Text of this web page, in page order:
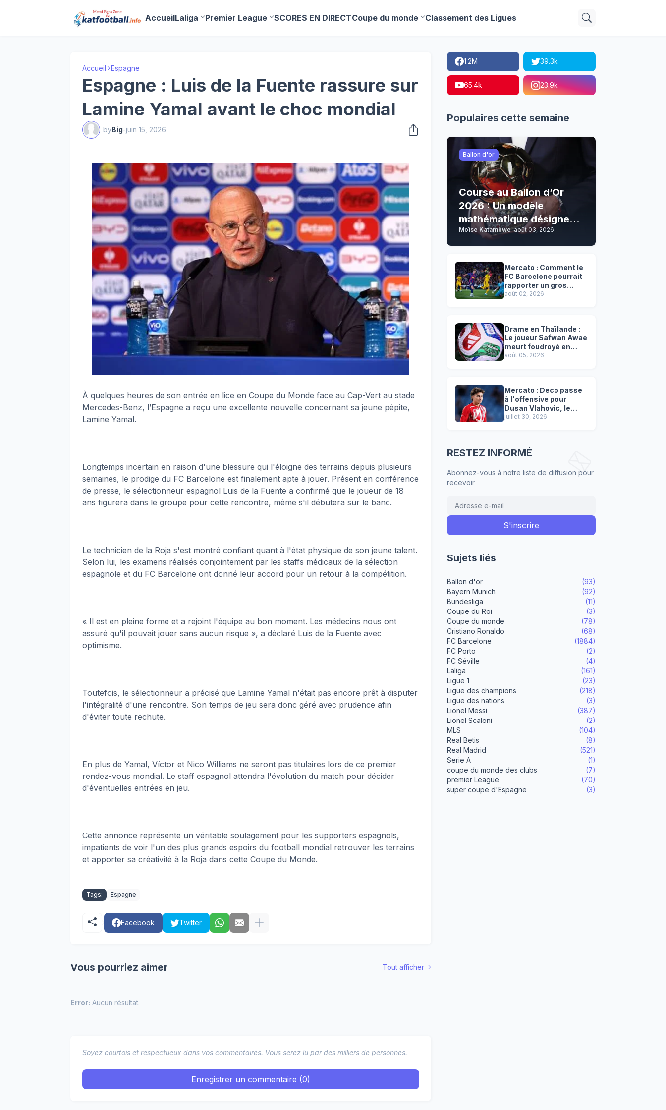
AccueilLaliga Premier League SCORES EN DIRECTCoupe du monde Classement des Ligues
Accueil Espagne
Espagne : Luis de la Fuente rassure sur
Lamine Yamal avant le choc mondial
byBig-juin 15, 2026
À quelques heures de son entrée en lice en Coupe du Monde face au Cap-Vert au stade
Mercedes-Benz, l’Espagne a reçu une excellente nouvelle concernant sa jeune pépite,
Lamine Yamal.
Longtemps incertain en raison d'une blessure qui l'éloigne des terrains depuis plusieurs
semaines, le prodige du FC Barcelone est finalement apte à jouer. Présent en conférence
de presse, le sélectionneur espagnol Luis de la Fuente a confirmé que le joueur de 18
ans figurera dans le groupe pour cette rencontre, même s'il débutera sur le banc.
Le technicien de la Roja s'est montré confiant quant à l'état physique de son jeune talent.
Selon lui, les examens réalisés conjointement par les staffs médicaux de la sélection
espagnole et du FC Barcelone ont donné leur accord pour un retour à la compétition.
« Il est en pleine forme et a rejoint l'équipe au bon moment. Les médecins nous ont
assuré qu'il pouvait jouer sans aucun risque », a déclaré Luis de la Fuente avec
optimisme.
Toutefois, le sélectionneur a précisé que Lamine Yamal n'était pas encore prêt à disputer
l'intégralité d'une rencontre. Son temps de jeu sera donc géré avec prudence afin
d'éviter toute rechute.
En plus de Yamal, Víctor et Nico Williams ne seront pas titulaires lors de ce premier
rendez-vous mondial. Le staff espagnol attendra l'évolution du match pour décider
d'éventuelles entrées en jeu.
Cette annonce représente un véritable soulagement pour les supporters espagnols,
impatients de voir l'un des plus grands espoirs du football mondial retrouver les terrains
et apporter sa créativité à la Roja dans cette Coupe du Monde.
Tags: Espagne
Facebook Twitter
Vous pourriez aimer Tout afficher
Error: Aucun résultat.
Soyez courtois et respectueux dans vos commentaires. Vous serez lu par des milliers de personnes.
Enregistrer un commentaire (0)
1.2M 39.3k
65.4k 23.9k
Populaires cette semaine
Ballon d'or
Course au Ballon d’Or
2026 : Un modèle
mathématique désigne
son grand favori !
Moïse Katambwe-août 03, 2026
Mercato : Comment le
FC Barcelone pourrait
rapporter un gros
chèque inespéré à l’OM
août 02, 2026
Drame en Thaïlande :
Le joueur Safwan Awae
meurt foudroyé en
plein match
août 05, 2026
Mercato : Deco passe
à l'offensive pour
Dusan Vlahovic, le
successeur désigné
juillet 30, 2026
RESTEZ INFORMÉ
Abonnez-vous à notre liste de diffusion pour
recevoir
Sujets liés
Ballon d'or
(93)
Bayern Munich
(92)
Bundesliga
(11)
Coupe du Roi
(3)
Coupe du monde
(78)
Cristiano Ronaldo
(68)
FC Barcelone
(1884)
FC Porto
(2)
FC Séville
(4)
Laliga
(161)
Ligue 1
(23)
Ligue des champions
(218)
Ligue des nations
(3)
Lionel Messi
(387)
Lionel Scaloni
(2)
MLS
(104)
Real Betis
(8)
Real Madrid
(521)
Serie A
(1)
coupe du monde des clubs
(7)
premier League
(70)
super coupe d'Espagne
(3)